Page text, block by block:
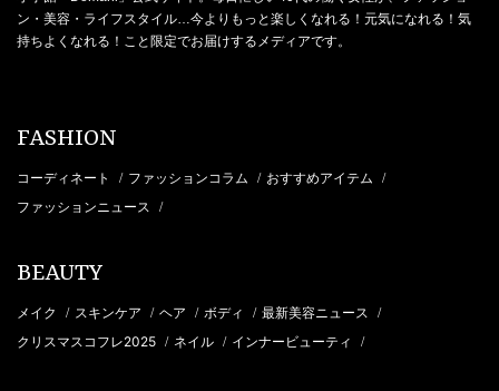
ン・美容・ライフスタイル…今よりもっと楽しくなれる！元気になれる！気
持ちよくなれる！こと限定でお届けするメディアです。
FASHION
コーディネート / ファッションコラム / おすすめアイテム /
ファッションニュース /
BEAUTY
メイク / スキンケア / ヘア / ボディ / 最新美容ニュース /
クリスマスコフレ2025 / ネイル / インナービューティ /